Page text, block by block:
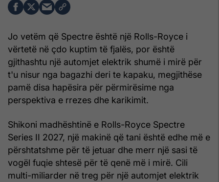
Jo vetëm që Spectre është një Rolls-Royce i
vërtetë në çdo kuptim të fjalës, por është
gjithashtu një automjet elektrik shumë i mirë për
t'u nisur nga bagazhi deri te kapaku, megjithëse
pamë disa hapësira për përmirësime nga
perspektiva e rrezes dhe karikimit.
Shikoni madhështinë e Rolls-Royce Spectre
Series II 2027, një makinë që tani është edhe më e
përshtatshme për të jetuar dhe merr një sasi të
vogël fuqie shtesë për të qenë më i mirë. Cili
multi-miliarder në treg për një automjet elektrik